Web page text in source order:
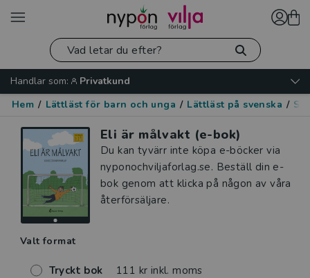
Handlar som:
Privatkund
Hem / Lättläst för barn och unga / Lättläst på svenska /
Eli är målvakt (e-bok)
Du kan tyvärr inte köpa e-böcker via
nyponochviljaforlag.se. Beställ din e-
bok genom att klicka på någon av våra
återförsäljare.
Valt format
Tryckt bok 111 kr inkl. moms